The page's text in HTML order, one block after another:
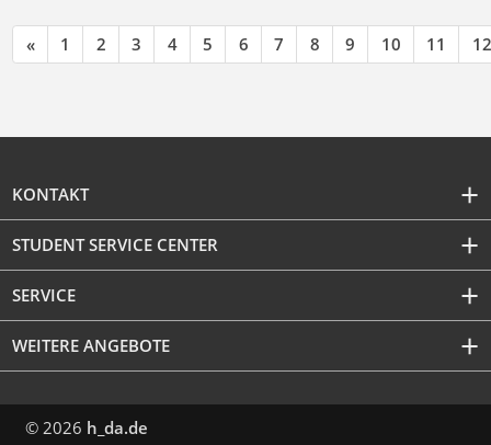
« 1 2 3 4 5 6 7 8 9 10 11 12
KONTAKT
STUDENT SERVICE CENTER
SERVICE
WEITERE ANGEBOTE
© 2026 h_da.de